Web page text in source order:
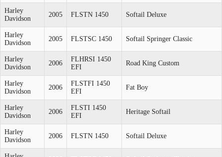
Harley
Davidson
2005 FLSTN 1450 Softail Deluxe
Harley
Davidson
2005 FLSTSC 1450 Softail Springer Classic
Harley
Davidson
2006
FLHRSI 1450
EFI
Road King Custom
Harley
Davidson
2006
FLSTFI 1450
EFI
Fat Boy
Harley
Davidson
2006
FLSTI 1450
EFI
Heritage Softail
Harley
Davidson
2006 FLSTN 1450 Softail Deluxe